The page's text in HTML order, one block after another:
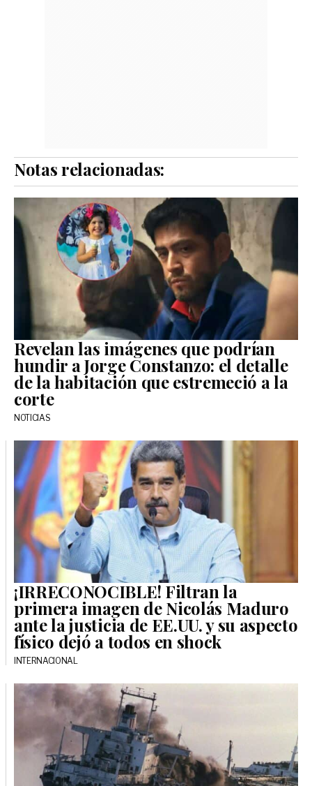
Notas relacionadas:
Revelan las imágenes que podrían
hundir a Jorge Constanzo: el detalle
de la habitación que estremeció a la
corte
NOTICIAS
¡IRRECONOCIBLE! Filtran la
primera imagen de Nicolás Maduro
ante la justicia de EE.UU. y su aspecto
físico dejó a todos en shock
INTERNACIONAL